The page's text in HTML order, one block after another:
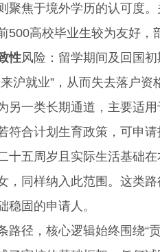
焦于境外学历的认可度。
500高校毕业生较为友好
性风险：留学期间及回国
沪就业”，从而失去落户资
一类长期通道，主要适用
符合计划生育政策，可申
十五周岁且实际生活基础
，同样纳入此范围。这类
稳固的申请人。
径，核心逻辑始终围绕“贡